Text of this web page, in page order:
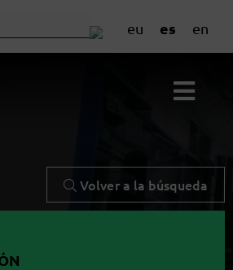
eu es en
Volver a la búsqueda